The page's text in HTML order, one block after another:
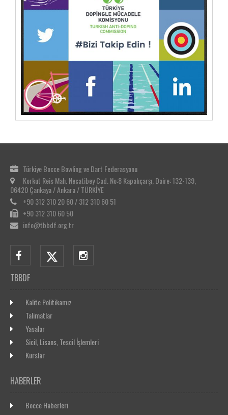
Türkiye Bocce Bowling ve Dart Federasyonu
Korkut Reis Mah. Necatibey Cad. No:8 Kapalıçarşı, Daire: 132-139,
06420 Çankaya / Ankara / TÜRKİYE
+90 312 310 20 60 / 312 310 60 51
+90 312 310 60 50
info@tbbdf.org.tr
TBBDF
Kalite Politikamız
Talimatlar
Yasalar
Sicil, Lisans, Tescil İşlemleri
Kurslar
HABERLER
Bocce Haberleri